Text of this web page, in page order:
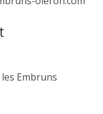
Embruns